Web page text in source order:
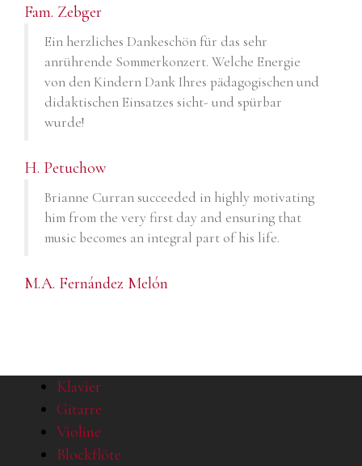
Fam. Zebger
Ein herzliches Dankeschön für das sehr
anrührende Sommerkonzert. Welche Energie
von den Kindern Dank Ihres pädagogischen und
didaktischen Einsatzes sicht- und spürbar
wurde!
H. Petuchow
Brianne Curran succeeded in highly motivating
him from the very first day and ensuring that
music becomes an integral part of his life.
M.A. Fernández Melón
Klavier
Gitarre
Violine
Blockflöte